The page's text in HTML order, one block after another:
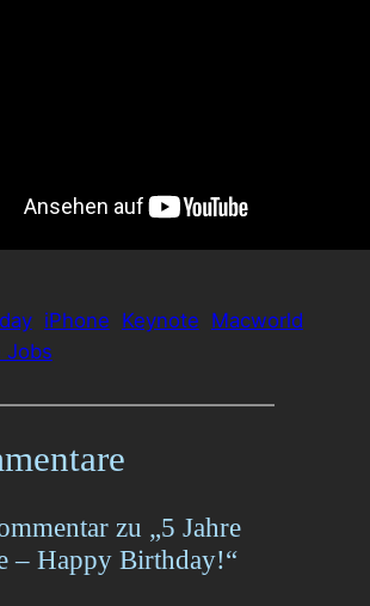
iPhone Keynote Macworld
Jobs
zu „5 Jahre
– Happy Birthday!“